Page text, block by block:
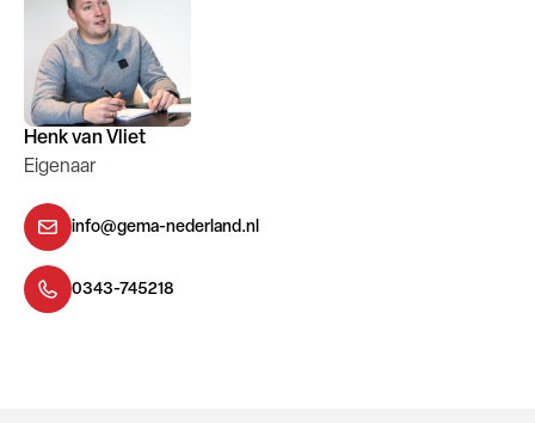
Henk van Vliet
Eigenaar
info@gema-nederland.nl
0343-745218